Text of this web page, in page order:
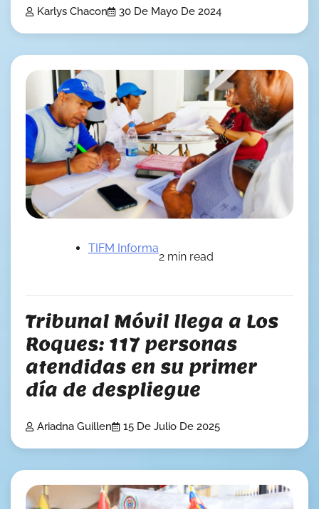
Karlys Chacon 30 De Mayo De 2024
TIFM Informa
2 min read
Tribunal Móvil llega a Los
Roques: 117 personas
atendidas en su primer
día de despliegue
Ariadna Guillen 15 De Julio De 2025